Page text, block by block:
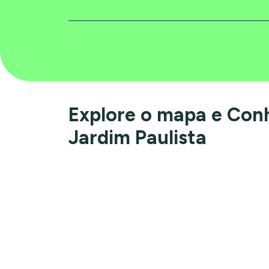
Explore o mapa e
Jardim Paulista